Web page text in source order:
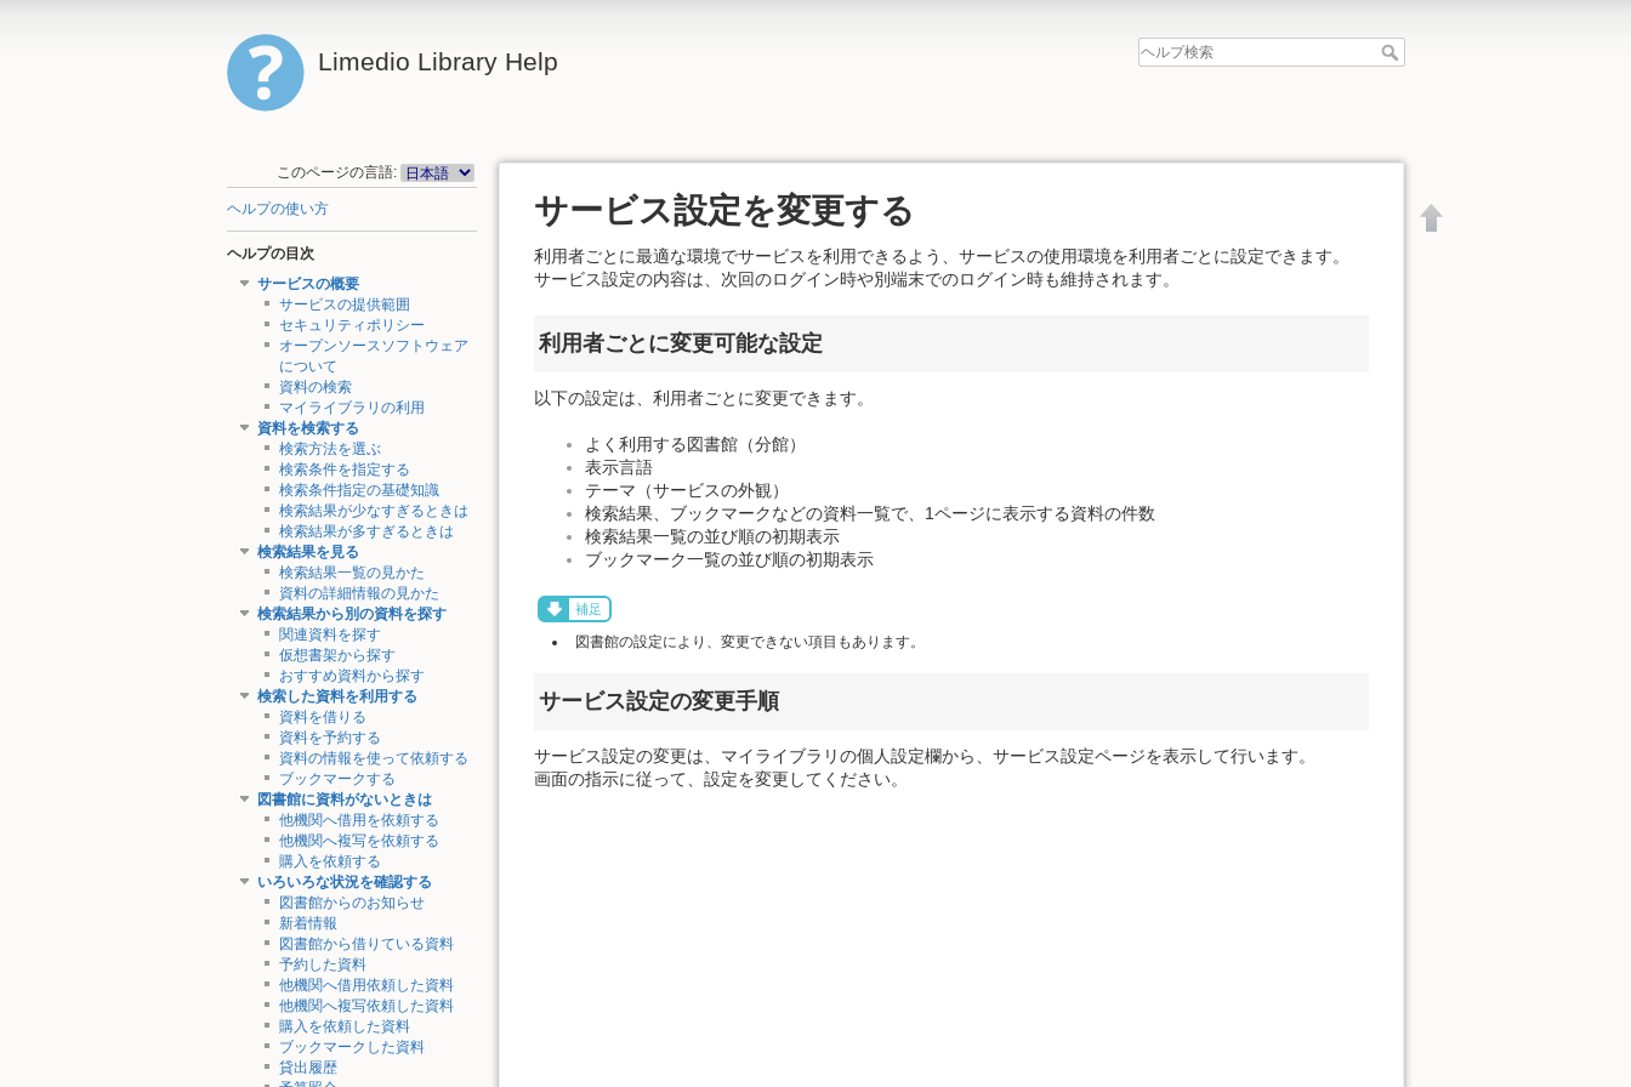
Limedio Library Help
このページの言語:
ヘルプの使い方
ヘルプの目次
サービスの概要
サービスの提供範囲
セキュリティポリシー
オープンソースソフトウェア
について
資料の検索
マイライブラリの利用
資料を検索する
検索方法を選ぶ
検索条件を指定する
検索条件指定の基礎知識
検索結果が少なすぎるときは
検索結果が多すぎるときは
検索結果を見る
検索結果一覧の見かた
資料の詳細情報の見かた
検索結果から別の資料を探す
関連資料を探す
仮想書架から探す
おすすめ資料から探す
検索した資料を利用する
資料を借りる
資料を予約する
資料の情報を使って依頼する
ブックマークする
図書館に資料がないときは
他機関へ借用を依頼する
他機関へ複写を依頼する
購入を依頼する
いろいろな状況を確認する
図書館からのお知らせ
新着情報
図書館から借りている資料
予約した資料
他機関へ借用依頼した資料
他機関へ複写依頼した資料
購入を依頼した資料
ブックマークした資料
貸出履歴
サービス設定を変更する
利用者ごとに最適な環境でサービスを利用できるよう、サービスの使用環境を利用者ごとに設定できます。
サービス設定の内容は、次回のログイン時や別端末でのログイン時も維持されます。
利用者ごとに変更可能な設定
以下の設定は、利用者ごとに変更できます。
よく利用する図書館（分館）
表示言語
テーマ（サービスの外観）
検索結果、ブックマークなどの資料一覧で、1ページに表示する資料の件数
検索結果一覧の並び順の初期表示
ブックマーク一覧の並び順の初期表示
補足
図書館の設定により、変更できない項目もあります。
サービス設定の変更手順
サービス設定の変更は、マイライブラリの個人設定欄から、サービス設定ページを表示して行います。
画面の指示に従って、設定を変更してください。